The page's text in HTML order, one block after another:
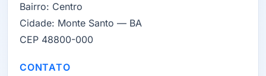
Bairro: Centro
Cidade: Monte Santo — BA
CEP 48800-000
CONTATO